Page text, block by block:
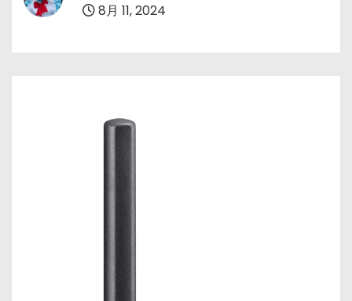
8月 11, 2024